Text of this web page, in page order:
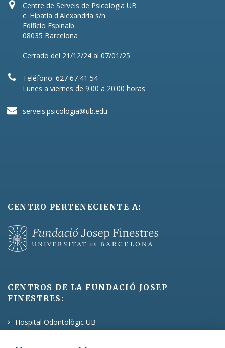
Centre de Serveis de Psicologia UB
c. Hipatia d'Alexandria s/n
Edificio Espinalb
08035 Barcelona
Cerrado del 21/12/24 al 07/01/25
Teléfono: 627 67 41 54
Lunes a viernes de 9.00 a 20.00 horas
serveis.psicologia@ub.edu
CENTRO PERTENECIENTE A:
CENTROS DE LA FUNDACIÓ JOSEP
FINESTRES:
Hospital Odontològic UB